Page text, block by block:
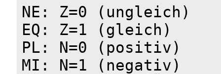
NE: Z=0 (ungleich)
EQ: Z=1 (gleich)
PL: N=0 (positiv)
MI: N=1 (negativ)